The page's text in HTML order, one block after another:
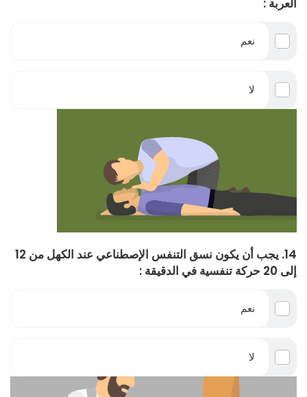
نعم
لا
14. يجب أن يكون نسق التنفس الإصطناعي عند الكهل من 12
إلى 20 حركة تنفسية في الدقيقة :
نعم
لا